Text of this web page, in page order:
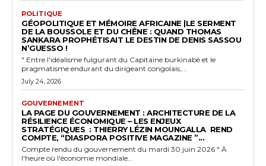
POLITIQUE
GÉOPOLITIQUE ET MÉMOIRE AFRICAINE |LE SERMENT
DE LA BOUSSOLE ET DU CHÊNE : QUAND THOMAS
SANKARA PROPHÉTISAIT LE DESTIN DE DENIS SASSOU
N’GUESSO !
" Entre l'idéalisme fulgurant du Capitaine burkinabè et le
pragmatisme endurant du dirigeant congolais,...
July 24, 2026
GOUVERNEMENT
LA PAGE DU GOUVERNEMENT : ARCHITECTURE DE LA
RÉSILIENCE ÉCONOMIQUE – LES ENJEUX
STRATÉGIQUES : THIERRY LÉZIN MOUNGALLA REND
COMPTE, “DIASPORA POSITIVE MAGAZINE ”...
Compte rendu du gouvernement du mardi 30 juin 2026 " À
l'heure où l'économie mondiale...